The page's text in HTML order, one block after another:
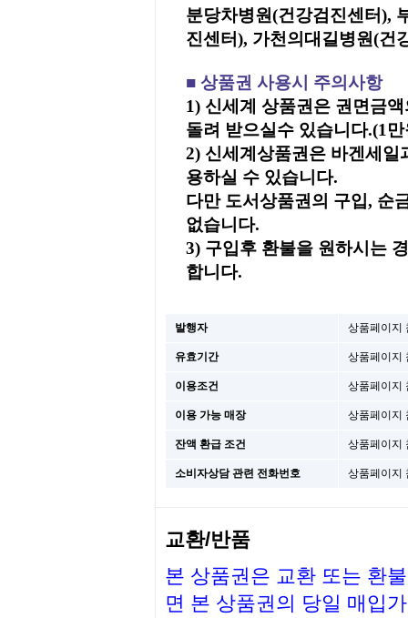
분당차병원(건강검진센터),
진센터), 가천의대길병원(건
■ 상품권 사용시 주의사항
1) 신세계 상품권은 권면금
돌려 받으실수 있습니다.(1
2) 신세계상품권은 바겐세
용하실 수 있습니다.
다만 도서상품권의 구입, 순
없습니다.
3) 구입후 환불을 원하시는
합니다.
발행자 상품페이지
유효기간 상품페이지
이용조건 상품페이지
이용 가능 매장 상품페이지
잔액 환급 조건 상품페이지
소비자상담 관련 전화번호 상품페이지
교환/반품
본 상품권은 교환 또는 환
면 본 상품권의 당일 매입